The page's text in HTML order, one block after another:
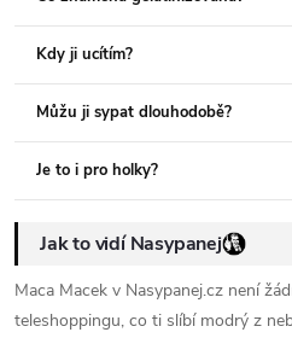
Kdy ji ucítím?
Můžu ji sypat dlouhodobě?
Je to i pro holky?
Jak to vidí Nasypanej
Maca Macek v Nasypanej.cz není
teleshoppingu, co ti slíbí modrý z